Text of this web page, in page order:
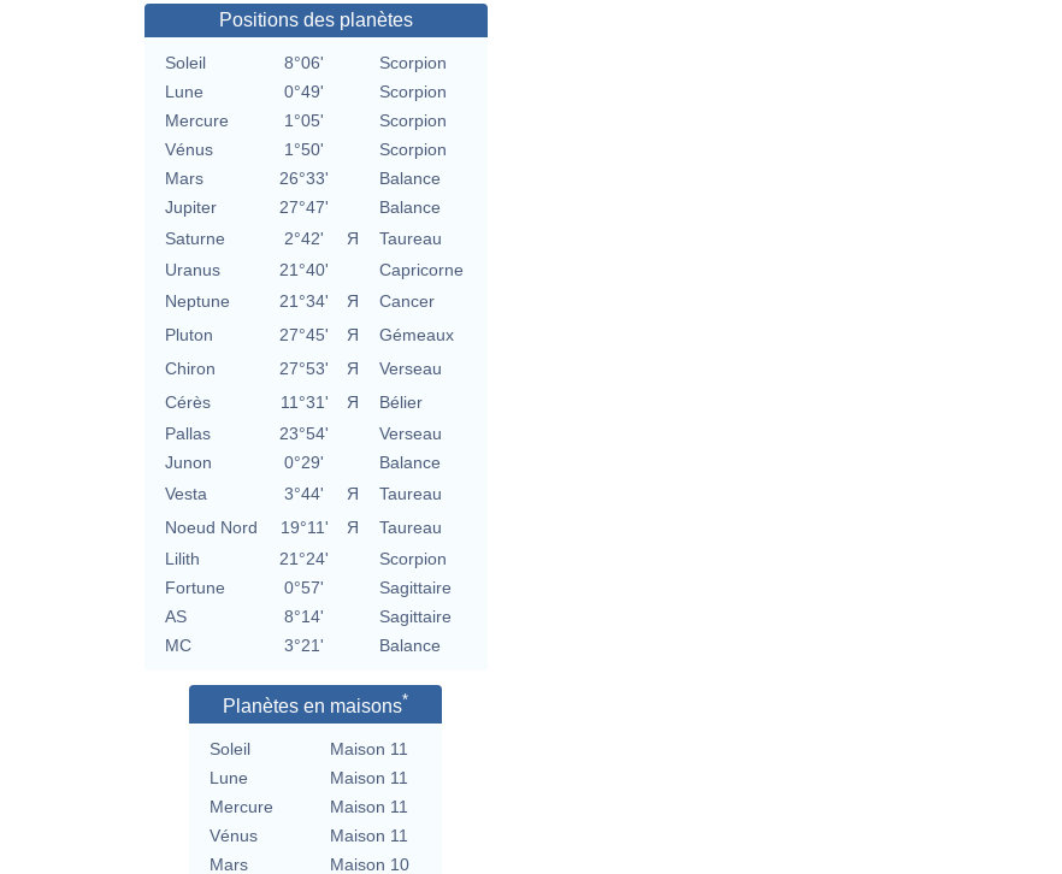
Positions des planètes
Soleil 8°06'
Scorpion
Lune
0°49'
Scorpion
Mercure
1°05'
Scorpion
Vénus
1°50'
Scorpion
Mars
26°33'
Balance
Jupiter
27°47'
Balance
Saturne
2°42' Я
Taureau
Uranus
21°40'
Capricorne
Neptune
21°34' Я
Cancer
Pluton
27°45' Я
Gémeaux
Chiron
27°53' Я
Verseau
Cérès
11°31' Я
Bélier
Pallas
23°54'
Verseau
Junon
0°29'
Balance
Vesta
3°44' Я
Taureau
Noeud Nord
19°11' Я
Taureau
Lilith
21°24'
Scorpion
Fortune
0°57'
Sagittaire
AS
8°14'
Sagittaire
MC
3°21' Balance
Planètes en maisons*
Soleil
Maison 11
Lune
Maison 11
Mercure
Maison 11
Vénus
Maison 11
Mars
Maison 10